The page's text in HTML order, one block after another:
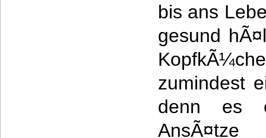
bis ans
gesund
zumindest
denn es